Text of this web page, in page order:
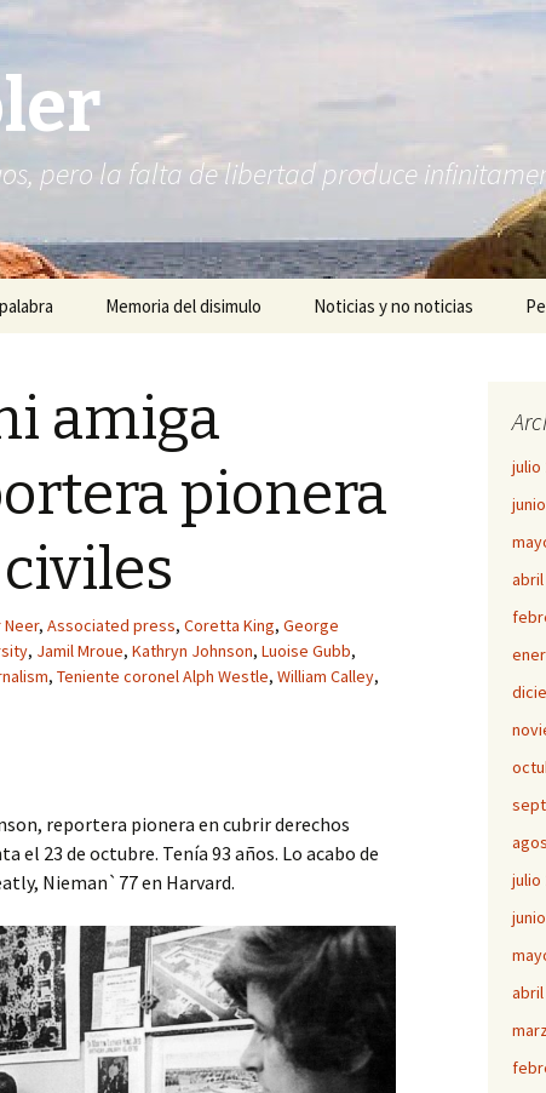
pero la falta de libertad produce
Memoria del disimulo Noticias y no noticias
amiga
pionera
Neer, Associated press, Coretta King, George
, Jamil Mroue, Kathryn Johnson, Luoise Gubb,
, Teniente coronel Alph Westle, William Calley,
reportera pionera en cubrir derechos
el 23 de octubre. Tenía 93 años. Lo acabo de
Nieman`77 en Harvard.
julio
abril
julio
abril